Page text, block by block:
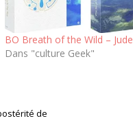
BO Breath of the Wild – Jude
Dans "culture Geek"
de